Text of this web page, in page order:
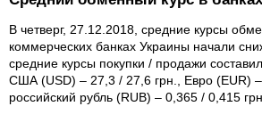
В четверг, 27.12.2018, средние курсы
коммерческих банках Украины начали
средние курсы покупки / продажи
США (USD) – 27,3 / 27,6 грн., Евро (EUR) –
российский рубль (RUB) – 0,365 / 0,415 грн.